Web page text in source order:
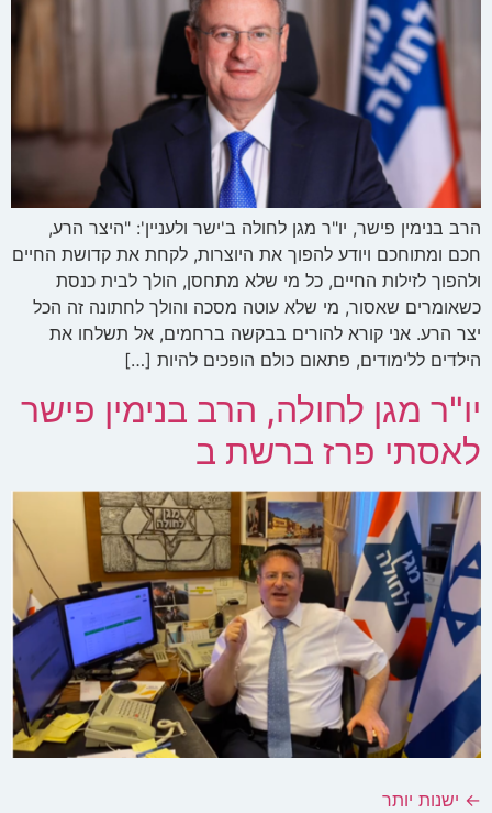
הרב בנימין פישר, יו"ר מגן לחולה ב'ישר ולעניין': "היצר הרע,
חכם ומתוחכם ויודע להפוך את היוצרות, לקחת את קדושת החיים
ולהפוך לזילות החיים, כל מי שלא מתחסן, הולך לבית כנסת
כשאומרים שאסור, מי שלא עוטה מסכה והולך לחתונה זה הכל
יצר הרע. אני קורא להורים בבקשה ברחמים, אל תשלחו את
הילדים ללימודים, פתאום כולם הופכים להיות […]
יו"ר מגן לחולה, הרב בנימין פישר
לאסתי פרז ברשת ב
← ישנות יותר